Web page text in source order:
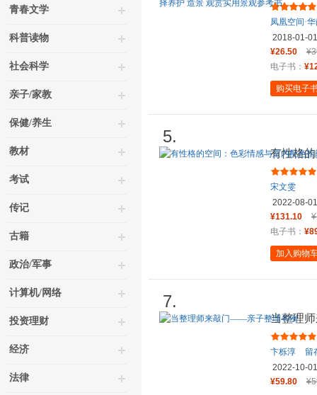
青春文学
科普读物
社会科学
亲子/家教
保健/养生
教材
考试
传记
古籍
政治/军事
计算机/网络
投资理财
经济
法律
与实用
凤凰空间·
2018-01-01
¥26.50
电子书：
购买电子
5.
有性格
宋文雯
2022-08-01
¥131.10
电子书：
加入购物
7.
当整理
卞栎淳
留
2022-10-01
¥59.80